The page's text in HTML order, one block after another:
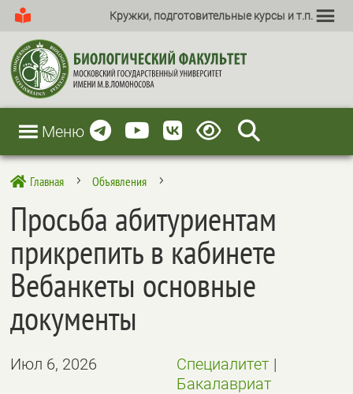
Кружки, подготовительные курсы и т.п.
Меню
 Главная 5 Объявления 5
Просьба абитуриентам
прикрепить в кабинете
Вебанкеты основные
документы
Июл 6, 2026 Специалитет|
Бакалавриат